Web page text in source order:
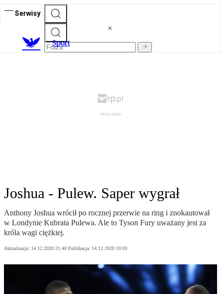
Serwisy
Sport
Joshua - Pulew. Saper wygrał
Anthony Joshua wrócił po rocznej przerwie na ring i znokautował
w Londynie Kubrata Pulewa. Ale to Tyson Fury uważany jest za
króla wagi ciężkiej.
Aktualizacja: 14.12.2020 21:40 Publikacja: 14.12.2020 19:03